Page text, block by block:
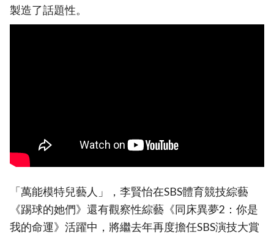
製造了話題性。
「萬能模特兒藝人」，李賢怡在SBS體育競技綜藝
《踢球的她們》還有觀察性綜藝《同床異夢2：你是
我的命運》活躍中，將繼去年再度擔任SBS演技大賞